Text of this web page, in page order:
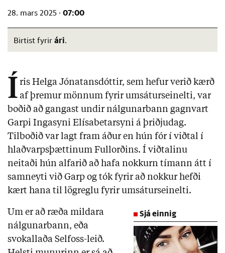
28. mars 2025 · 07:00
Birtist fyrir ári.
Í ris Helga Jónatansdóttir, sem hefur verið kærð
af þremur mönnum fyrir umsáturseinelti, var
boðið að gangast undir nálgunarbann gagnvart
Garpi Ingasyni Elísabetarsyni á þriðjudag.
Tilboðið var lagt fram áður en hún fór í viðtal í
hlaðvarpsþættinum Fullorðins. Í viðtalinu
neitaði hún alfarið að hafa nokkurn tímann átt í
samneyti við Garp og tók fyrir að nokkur hefði
kært hana til lögreglu fyrir umsáturseinelti.
Sjá einnig
Um er að ræða mildara
nálgunarbann, eða
svokallaða Selfoss-leið.